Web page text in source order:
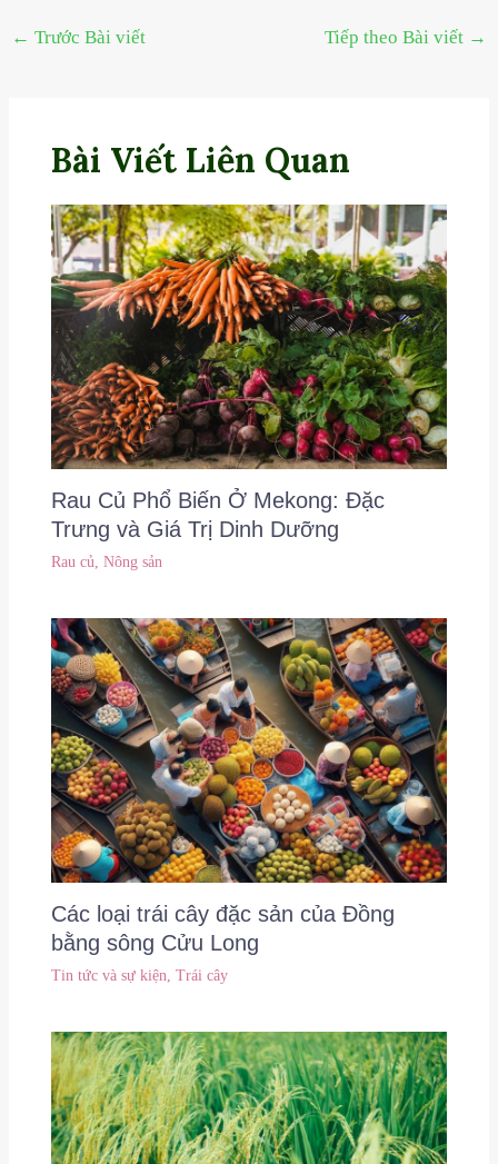
← Trước Bài viết Tiếp theo Bài viết →
Bài Viết Liên Quan
Rau Củ Phổ Biến Ở Mekong: Đặc
Trưng và Giá Trị Dinh Dưỡng
Rau củ, Nông sản
Các loại trái cây đặc sản của Đồng
bằng sông Cửu Long
Tin tức và sự kiện, Trái cây